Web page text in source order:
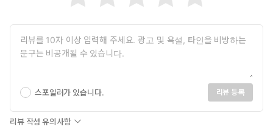
스포일러가 있습니다. 리뷰 등록
리뷰 작성 유의사항